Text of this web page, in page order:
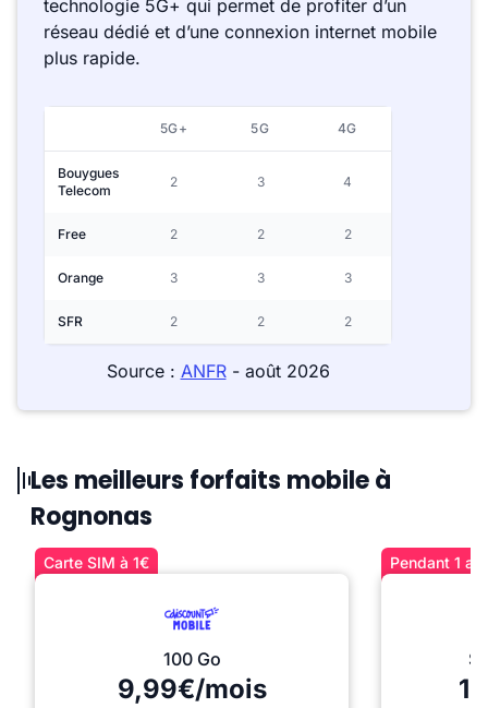
technologie 5G+ qui permet de profiter d’un
réseau dédié et d’une connexion internet mobile
plus rapide.
5G+ 5G 4G
Bouygues
Telecom
2 3 4
Free 2 2 2
Orange 3 3 3
SFR 2 2 2
Source : ANFR- août 2026
Les meilleurs forfaits mobile à
Rognonas
Carte SIM à 1€
100 Go
9,99€/mois
Pendant 1